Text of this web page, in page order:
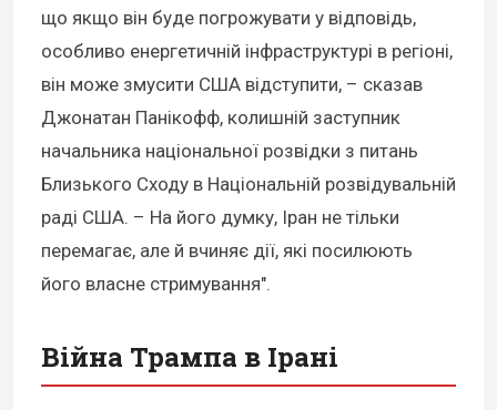
що якщо він буде погрожувати у відповідь,
особливо енергетичній інфраструктурі в регіоні,
він може змусити США відступити, – сказав
Джонатан Панікофф, колишній заступник
начальника національної розвідки з питань
Близького Сходу в Національній розвідувальній
раді США. – На його думку, Іран не тільки
перемагає, але й вчиняє дії, які посилюють
його власне стримування".
Війна Трампа в Ірані